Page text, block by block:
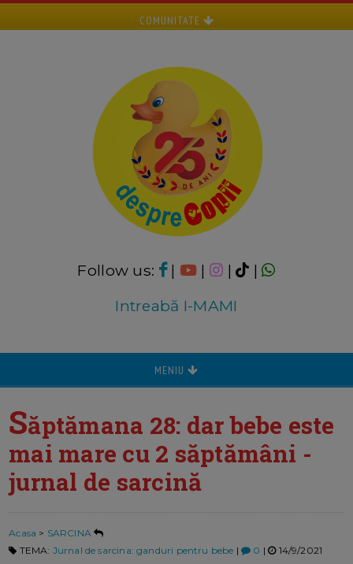
COMUNITATE
Follow us: | | |
|
Intreabă I-MAMI
MENIU
Săptămana 28: dar bebe este
mai mare cu 2 săptămâni -
jurnal de sarcină
Acasa > SARCINA
TEMA: Jurnal de sarcina: ganduri pentru bebe | 0 | 14/9/2021